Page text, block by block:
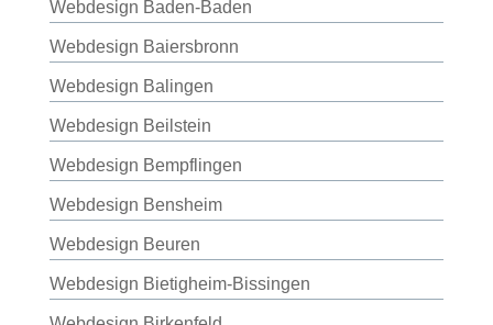
Webdesign Baden-Baden
Webdesign Baiersbronn
Webdesign Balingen
Webdesign Beilstein
Webdesign Bempflingen
Webdesign Bensheim
Webdesign Beuren
Webdesign Bietigheim-Bissingen